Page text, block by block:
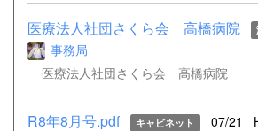
医療法人社団さくら会 高橋病院
事務局
医療法人社団さくら会 高橋病院
R8年8月号.pdf キャビネット 07/21